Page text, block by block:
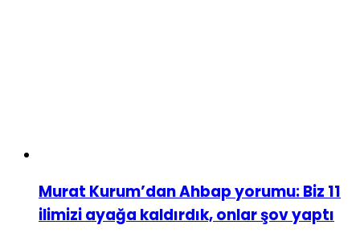
Murat Kurum’dan Ahbap yorumu: Biz 11
ilimizi ayağa kaldırdık, onlar şov yaptı